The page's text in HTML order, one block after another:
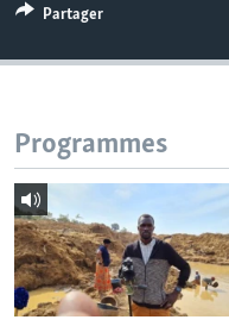
Partager
Programmes